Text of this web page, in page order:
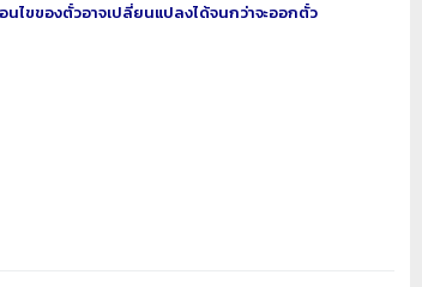
ไขของตั๋วอาจเปลี่ยนแปลงได้จนกว่าจะออกตั๋ว